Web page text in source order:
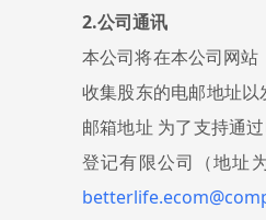
2.公司通讯
本公司将在本公司网站
收集股东的电邮地址
邮箱地址 为了支持通
登记有限公司（地址